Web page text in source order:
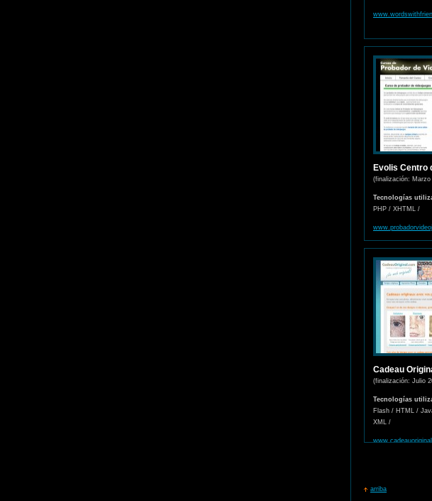
Evolis Centro
(finalización: Marzo
Tecnologías
PHP / XHTML /
Cadeau
(finalización: Julio
Tecnologías
Flash / HTML /
XML /
arriba